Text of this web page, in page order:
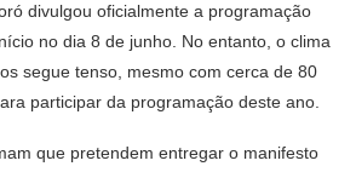
divulgou oficialmente a programação
no dia 8 de junho. No entanto, o clima
segue tenso, mesmo com cerca de 80
participar da programação deste ano.
que pretendem entregar o manifesto